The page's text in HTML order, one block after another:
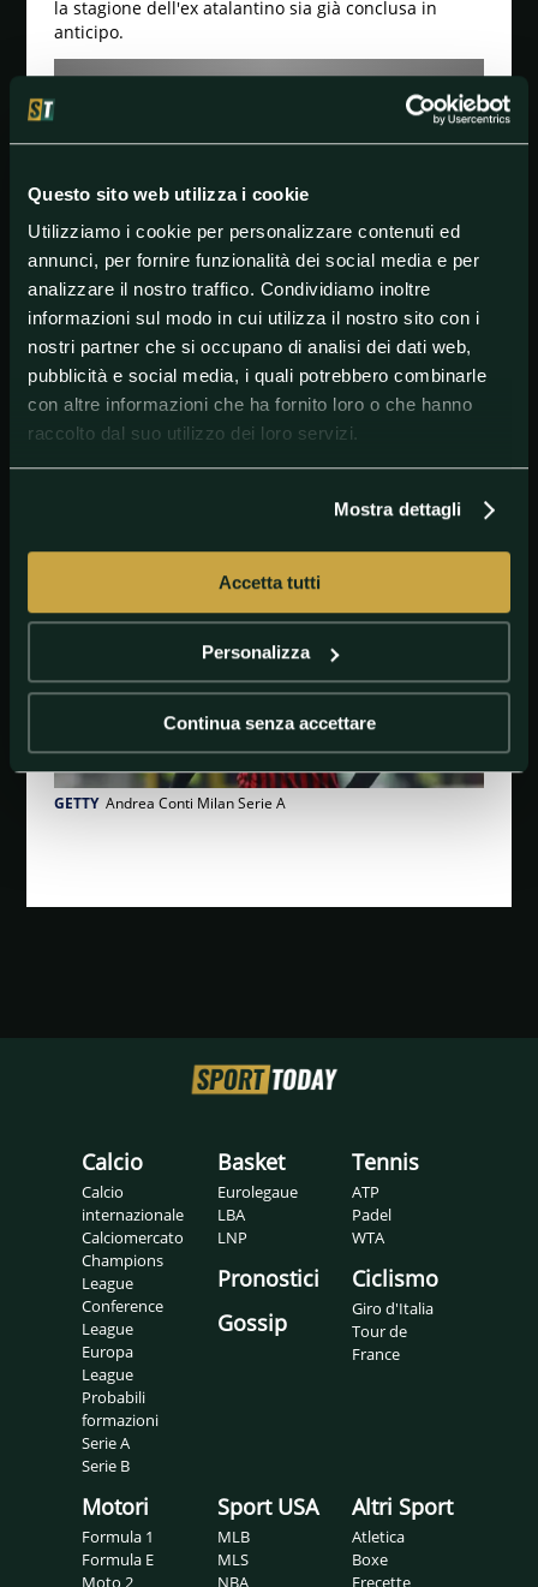
Questo sito web utilizza i cookie
Utilizziamo i cookie per personalizzare contenuti ed
annunci, per fornire funzionalità dei social media e per
analizzare il nostro traffico. Condividiamo inoltre
informazioni sul modo in cui utilizza il nostro sito con i
nostri partner che si occupano di analisi dei dati web,
pubblicità e social media, i quali potrebbero combinarle
con altre informazioni che ha fornito loro o che hanno
raccolto dal suo utilizzo dei loro servizi.
Mostra dettagli
Accetta tutti
Personalizza
Continua senza accettare
la stagione dell'ex atalantino sia già conclusa in
anticipo.
Il trauma contusivo al ginocchio rimediato al Mapei
Stadium ha infatti costretto Conti a saltare le sfide
contro l'Atalantae contro laSampdoria.E il discorso
non cambia per quella che i rossoneri affronteranno
sabato sera contro ilCagliari.
GETTY Andrea Conti Milan Serie A
Calcio
Calcio
internazionale
Calciomercato
Champions
League
Conference
League
Europa
League
Probabili
formazioni
Serie A
Serie B
Basket
Eurolegaue
LBA
LNP
Pronostici
Gossip
Tennis
ATP
Padel
WTA
Ciclismo
Giro d'Italia
Tour de
France
Motori
Formula 1
Formula E
Moto 2
Sport USA
MLB
MLS
NBA
Altri Sport
Atletica
Boxe
Frecette